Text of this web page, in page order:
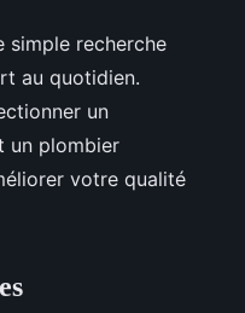
simple recherche
au quotidien.
un
un plombier
votre qualité